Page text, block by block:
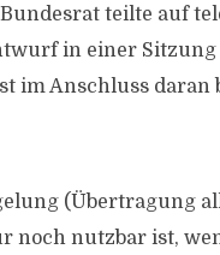
teilte auf
in einer Sitzung
im Anschluss daran
(Übertragung
noch nutzbar ist,